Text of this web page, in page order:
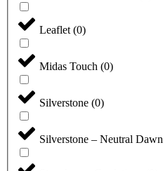
Leaflet (0)
Midas Touch (0)
Silverstone (0)
Silverstone – Neutral Dawn